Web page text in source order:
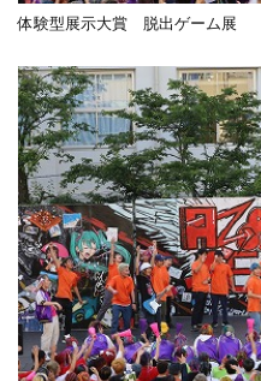
体験型展示大賞 脱出ゲーム展